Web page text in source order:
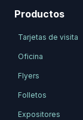
Productos
Tarjetas de visita
Oficina
Flyers
Folletos
Expositores